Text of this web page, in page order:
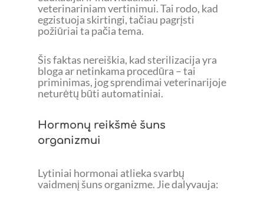
veterinariniam vertinimui. Tai rodo, kad
egzistuoja skirtingi, tačiau pagrįsti
požiūriai ta pačia tema.
Šis faktas nereiškia, kad sterilizacija yra
bloga ar netinkama procedūra – tai
priminimas, jog sprendimai veterinarijoje
neturėtų būti automatiniai.
Hormonų reikšmė šuns
organizmui
Lytiniai hormonai atlieka svarbų
vaidmenį šuns organizme. Jie dalyvauja: